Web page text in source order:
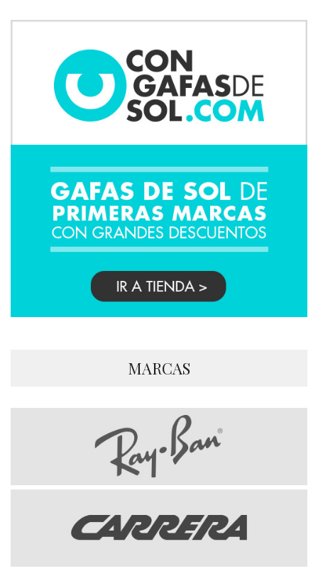
MARCAS